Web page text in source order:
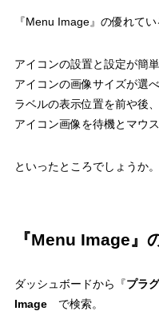
『Menu Image』の優れて
アイコンの設置と設定が簡単
アイコンの画像サイズが選
ラベルの表示位置を前や後
アイコン画像を待機とマウ
といったところでしょうか。
『Menu Image』
ダッシュボードから『プラ
Imageで検索。